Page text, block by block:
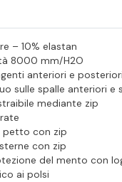
– 10% elastan
8000 mm/H2O
anteriori e
sulle spalle anteriori e
mediante zip
petto con zip
con zip
del mento con
ai polsi